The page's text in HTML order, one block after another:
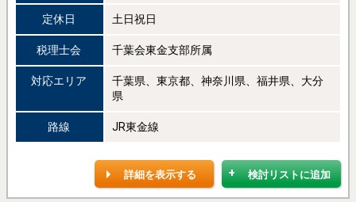
定休日 土日祝日
税理士会 千葉会東金支部所属
対応エリア
千葉県、東京都、神奈川県、福井県、大分
県
路線 JR東金線
検討リストに追加
詳細を表示する